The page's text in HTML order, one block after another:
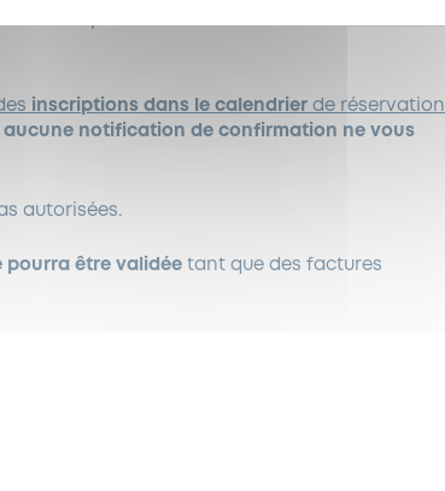
inscriptions dans le calendrierde réservation
aucune notification de confirmation ne vous
autorisées.
pourra être validéetant que des factures